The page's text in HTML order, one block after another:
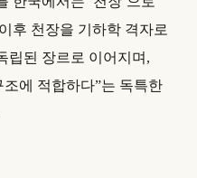
후 천장을 기하학 격자로
립된 장르로 이어지며,
에 적합하다”는 독특한